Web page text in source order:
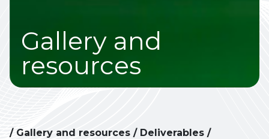
Gallery and
resources
/ Gallery and resources / Deliverables /